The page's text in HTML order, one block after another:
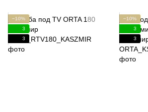
−10%
3
3
−10%
3
3